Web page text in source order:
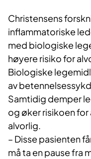
Christensens
inflammatoriske
med biologiske
høyere risiko for
Biologiske
av
Samtidig demper
og øker risikoen for
alvorlig.
– Disse pasienten
må ta en pause fra